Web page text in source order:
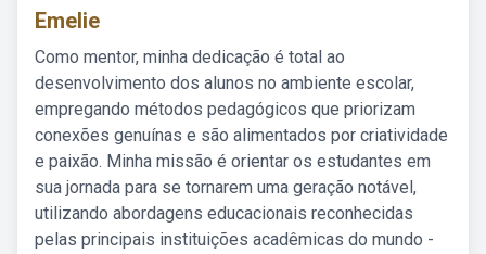
Emelie
Como mentor, minha dedicação é total ao
desenvolvimento dos alunos no ambiente escolar,
empregando métodos pedagógicos que priorizam
conexões genuínas e são alimentados por criatividade
e paixão. Minha missão é orientar os estudantes em
sua jornada para se tornarem uma geração notável,
utilizando abordagens educacionais reconhecidas
pelas principais instituições acadêmicas do mundo -